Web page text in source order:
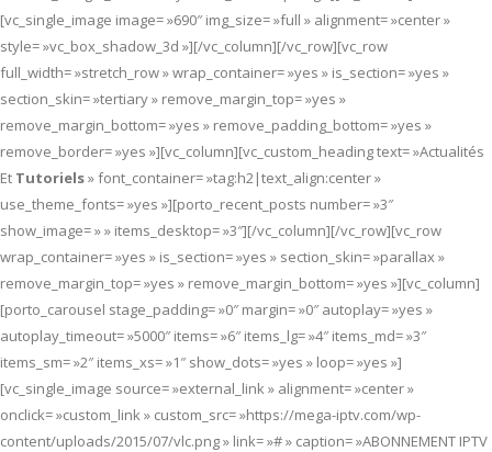
[vc_single_image image= »690″ img_size= »full » alignment= »center »
style= »vc_box_shadow_3d »][/vc_column][/vc_row][vc_row
full_width= »stretch_row » wrap_container= »yes » is_section= »yes »
section_skin= »tertiary » remove_margin_top= »yes »
remove_margin_bottom= »yes » remove_padding_bottom= »yes »
remove_border= »yes »][vc_column][vc_custom_heading text= »Actualités
Et Tutoriels» font_container= »tag:h2|text_align:center »
use_theme_fonts= »yes »][porto_recent_posts number= »3″
show_image= » » items_desktop= »3″][/vc_column][/vc_row][vc_row
wrap_container= »yes » is_section= »yes » section_skin= »parallax »
remove_margin_top= »yes » remove_margin_bottom= »yes »][vc_column]
[porto_carousel stage_padding= »0″ margin= »0″ autoplay= »yes »
autoplay_timeout= »5000″ items= »6″ items_lg= »4″ items_md= »3″
items_sm= »2″ items_xs= »1″ show_dots= »yes » loop= »yes »]
[vc_single_image source= »external_link » alignment= »center »
onclick= »custom_link » custom_src= »https://mega-iptv.com/wp-
content/uploads/2015/07/vlc.png » link= »# » caption= »ABONNEMENT IPTV